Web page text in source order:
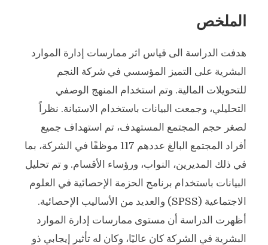
الملخص
هدفت الدراسة الى قياس اثر ممارسات إدارة الموارد
البشرية على التميز المؤسسي في شركة النجم
للتحويلات المالية. وتم استخدام المنهج الوصفي
التحليلي، وجمعت البيانات باستخدام الاستبانة. نظراً
لصغر حجم المجتمع المستهدف، تم استهداف جميع
أفراد المجتمع البالغ عددهم 117 موظفًا في الشركة، بما
في ذلك المديرين، النواب، ورؤساء الأقسام. و تم تحليل
البيانات باستخدام برنامج الحزمة الإحصائية في العلوم
الاجتماعية (SPSS) والعديد من الأساليب الإحصائية.
أظهرت الدراسة أن مستوى ممارسات إدارة الموارد
البشرية في الشركة كان عاليًا، وكان له تأثير إيجابي ذو